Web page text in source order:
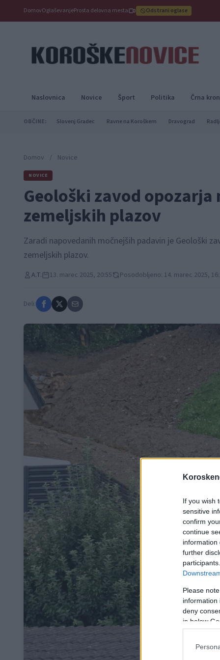
If you wish
sensitive
confirm
continue
information
further
Please
information
deny
in below
DomovOglaševanjeProsta delovna mesta Odstrani oglase
Naslovnica Novice Šport Politika Črna
OBČINE: Slovenj Gradec Ravne na Koroškem Dravograd
Domov / Novice
NOVICE
Geološki zavod
zemeljskih plazov
Zaradi napovedanih močnejših padavin je Geološki
zemeljskih plazov.
A.T. 13. marec 2025, 20:55 Posodobljeno: 14. marec 2025,
Deli: